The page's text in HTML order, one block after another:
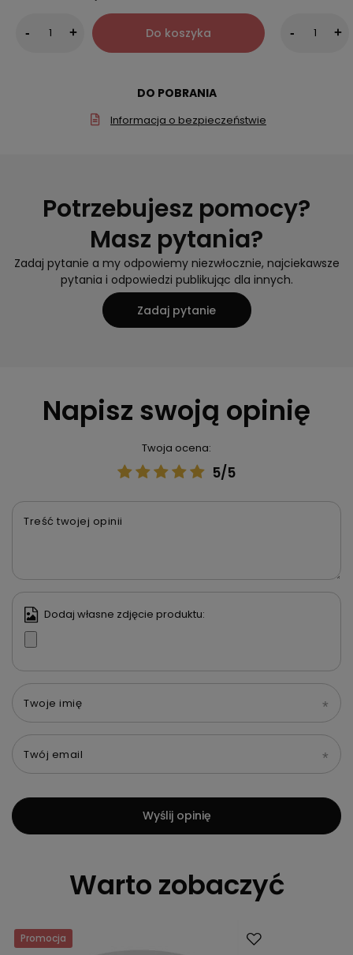
- + Do koszyka - +
DO POBRANIA
Informacja o bezpieczeństwie
Potrzebujesz pomocy?
Masz pytania?
Zadaj pytanie a my odpowiemy niezwłocznie, najciekawsze
pytania i odpowiedzi publikując dla innych.
Zadaj pytanie
Napisz swoją opinię
Twoja ocena:
5/5
Treść twojej opinii
Dodaj własne zdjęcie produktu:
Twoje imię
Twój email
Wyślij opinię
Warto zobaczyć
Promocja